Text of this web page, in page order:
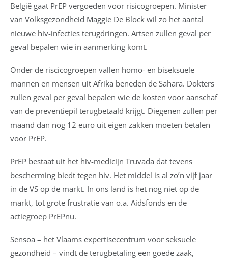
België gaat PrEP vergoeden voor risicogroepen. Minister
van Volksgezondheid Maggie De Block wil zo het aantal
nieuwe hiv-infecties terugdringen. Artsen zullen geval per
geval bepalen wie in aanmerking komt.
Onder de riscicogroepen vallen homo- en biseksuele
mannen en mensen uit Afrika beneden de Sahara. Dokters
zullen geval per geval bepalen wie de kosten voor aanschaf
van de preventiepil terugbetaald krijgt. Diegenen zullen per
maand dan nog 12 euro uit eigen zakken moeten betalen
voor PrEP.
PrEP bestaat uit het hiv-medicijn Truvada dat tevens
bescherming biedt tegen hiv. Het middel is al zo’n vijf jaar
in de VS op de markt. In ons land is het nog niet op de
markt, tot grote frustratie van o.a. Aidsfonds en de
actiegroep PrEPnu.
Sensoa – het Vlaams expertisecentrum voor seksuele
gezondheid – vindt de terugbetaling een goede zaak,